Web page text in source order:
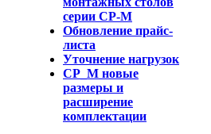
серии СР-М
Обновление прайс-
листа
Уточнение нагрузок
СР_М новые
размеры и
расширение
комплектации